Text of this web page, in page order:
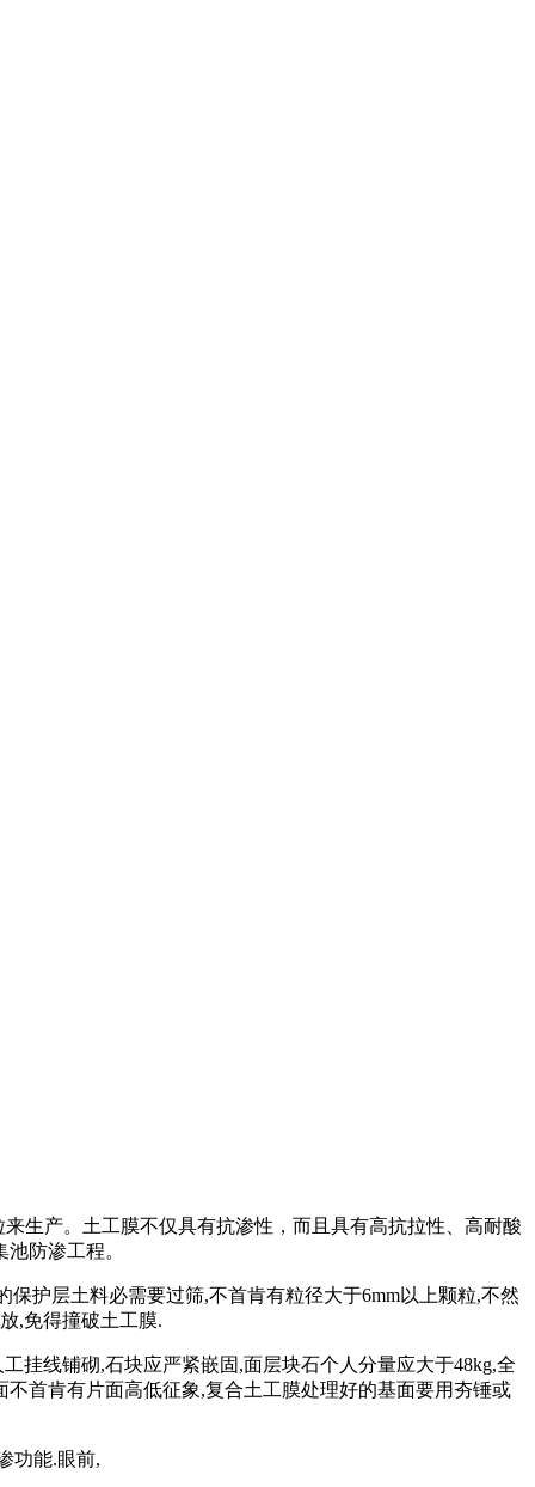
生产。土工膜不仅具有抗渗性，而且具有高抗拉性、高耐酸
防渗工程。
保护层土料必需要过筛,不首肯有粒径大于6mm以上颗粒,不然
,免得撞破土工膜.
挂线铺砌,石块应严紧嵌固 ,面层块石个人分量应大于48kg,全
不首肯有片面高低征象,复合土工膜处理好的基面要用夯锤或
功能.眼前,